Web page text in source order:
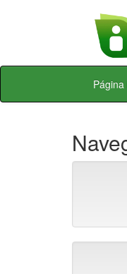
Skip
Página